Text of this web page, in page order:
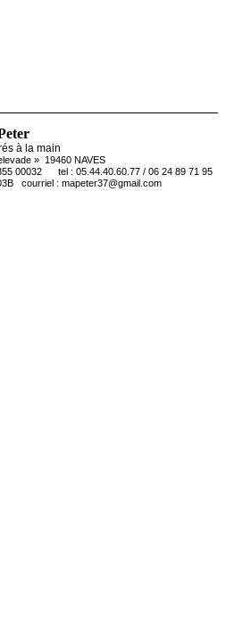
à la main
» 19460 NAVES
00032 tel : 05.44.40.60.77 / 06 24 89 71 95
courriel : mapeter37@gmail.com